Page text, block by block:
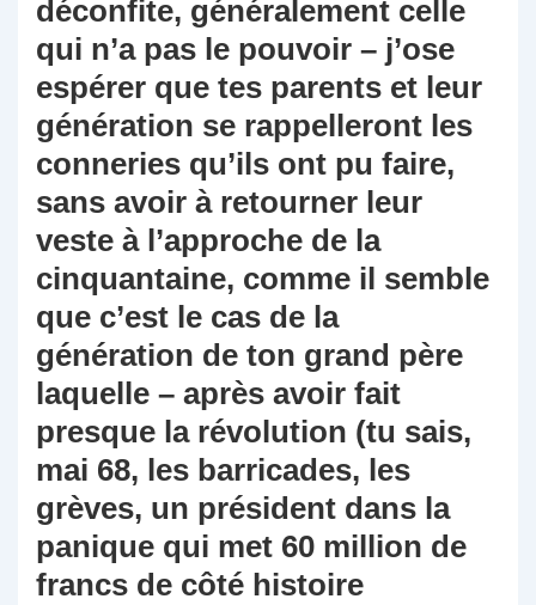
déconfite, généralement celle
qui n’a pas le pouvoir – j’ose
espérer que tes parents et leur
génération se rappelleront les
conneries qu’ils ont pu faire,
sans avoir à retourner leur
veste à l’approche de la
cinquantaine, comme il semble
que c’est le cas de la
génération de ton grand père
laquelle – après avoir fait
presque la révolution (tu sais,
mai 68, les barricades, les
grèves, un président dans la
panique qui met 60 million de
francs de côté histoire